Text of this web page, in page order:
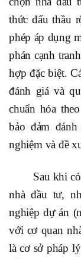
thức đấu thầu
phép áp dụng
phán cạnh
hợp đặc biệt.
đánh giá và
chuẩn hóa
bảo đảm
nghiệm và đề
Sau khi có
nhà đầu tư,
nghiệp dự án
với cơ quan
là cơ sở pháp